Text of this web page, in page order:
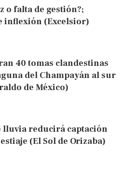
o falta de gestión?;
inflexión (Excelsior)
40 tomas clandestinas
del Champayán al sur
de México)
lluvia reducirá captación
(El Sol de Orizaba)